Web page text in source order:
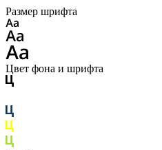
Размер шрифта
Цвет фона и шрифта